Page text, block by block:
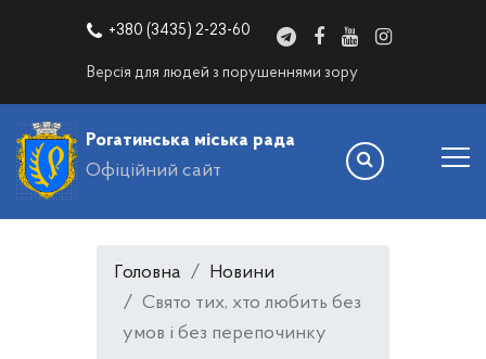
+380 (3435) 2-23-60
Версія для людей з порушеннями зору
Рогатинська міська рада
Офіційний сайт
Головна
Новини
Свято тих, хто любить без
умов і без перепочинку